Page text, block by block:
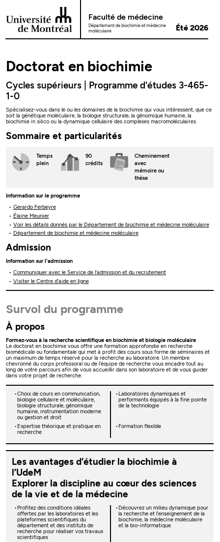
Passer au contenu
Faculté de médecine
Département de biochimie et médecine
moléculaire
Été 2026
Doctorat en biochimie
Cycles supérieurs | Programme d'études 3-465-
1-0
Spécialisez-vous dans le ou les domaines de la biochimie qui vous intéressent, que ce
soit la génétique moléculaire, la biologie structurale, la génomique humaine, la
biochimie in silico ou la dynamique cellulaire des complexes macromoléculaires.
Sommaire et particularités
Temps
plein
90
crédits
Cheminement
avec
mémoire ou
thèse
Information sur le programme
Gerardo Ferbeyre
Élaine Meunier
Voir les détails donnés par le Département de biochimie et médecine moléculaire
Département de biochimie et médecine moléculaire
Admission
Information sur l'admission
Communiquer avec le Service de l'admission et du recrutement
Visiter le Centre d’aide en ligne
Survol du programme
À propos
Formez-vous à la recherche scientifique en biochimie et biologie moléculaire
Le doctorat en biochimie vous offre une formation approfondie en recherche
biomédicale ou fondamentale qui met à profit des cours sous forme de séminaires et
un maximum de temps réservé pour la recherche au laboratoire. Un membre
chevronné du corps professoral ou de l’équipe de recherche vous encadre tout au
long de votre parcours afin de vous accueillir dans son laboratoire et de vous guider
dans votre projet de recherche.
Choix de cours en communication,
biologie cellulaire et moléculaire,
biologie structurale, génomique
humaine, instrumentation moderne
ou gestion et droit
Laboratoires dynamiques et
performants équipés à la fine pointe
de la technologie
Expertise théorique et pratique en
recherche
Formation flexible
Les avantages d’étudier la biochimie à
l’UdeM
Explorer la discipline au cœur des sciences
de la vie et de la médecine
Profitez des conditions idéales
offertes par les laboratoires et les
plateformes scientifiques du
département et des instituts de
recherche pour réaliser vos travaux
scientifiques
Découvrez un milieu dynamique pour
la recherche et l’enseignement de la
biochimie, la médecine moléculaire
et la bio-informatique